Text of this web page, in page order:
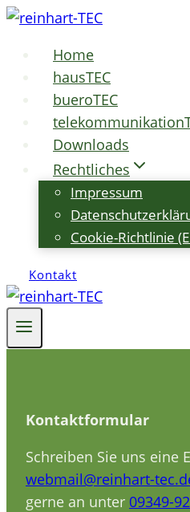
Zum
springenHome
hausTEC
bueroTEC
Downloads
Rechtliches
Impressum
Cookie-Richtlinie
Kontakt
Kontaktformular
Schreiben Sie uns eine
webmail@reinhart-
gerne an unter 09349-